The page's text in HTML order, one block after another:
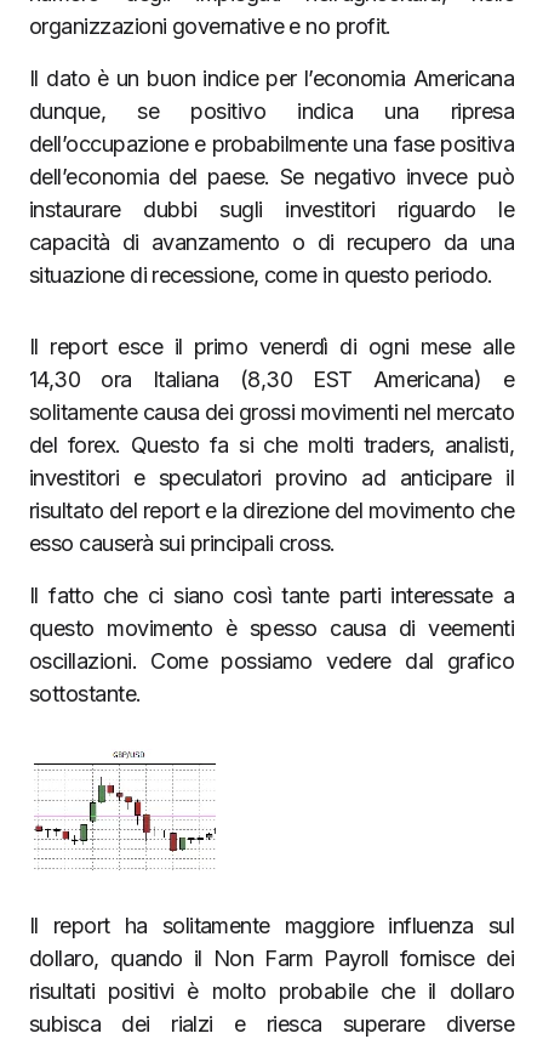
organizzazioni governative e no profit.
Il dato è un buon indice per l’economia Americana
dunque, se positivo indica una ripresa
dell’occupazione e probabilmente una fase positiva
dell’economia del paese. Se negativo invece può
instaurare dubbi sugli investitori riguardo le
capacità di avanzamento o di recupero da una
situazione di recessione, come in questo periodo.
Il report esce il primo venerdì di ogni mese alle
14,30 ora Italiana (8,30 EST Americana) e
solitamente causa dei grossi movimenti nel mercato
del forex. Questo fa si che molti traders, analisti,
investitori e speculatori provino ad anticipare il
risultato del report e la direzione del movimento che
esso causerà sui principali cross.
Il fatto che ci siano così tante parti interessate a
questo movimento è spesso causa di veementi
oscillazioni. Come possiamo vedere dal grafico
sottostante.
Il report ha solitamente maggiore influenza sul
dollaro, quando il Non Farm Payroll fornisce dei
risultati positivi è molto probabile che il dollaro
subisca dei rialzi e riesca superare diverse